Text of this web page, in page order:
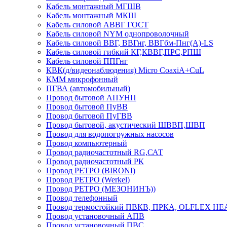
Кабель монтажный МГШВ
Кабель монтажный МКШ
Кабель силовой АВВГ ГОСТ
Кабель силовой NYM однопроволочный
Кабель силовой ВВГ, ВВГнг, ВВГбм-Пнг(А)-LS
Кабель силовой гибкий КГ,КВВГ,ПРС,РПШ
Кабель силовой ППГнг
КВК(д/видеонаблюдения) Micro CoaxiA+CuL
КММ микрофонный
ПГВА (автомобильный)
Провод бытовой АПУНП
Провод бытовой ПуВВ
Провод бытовой ПуГВВ
Провод бытовой, акустический ШВВП,ШВП
Провод для водопогружных насосов
Провод компьютерный
Провод радиочастотный RG,САТ
Провод радиочастотный РК
Провод РЕТРО (BIRONI)
Провод РЕТРО (Werkel)
Провод РЕТРО (МЕЗОНИНЪ))
Провод телефонный
Провод термостойкий ПВКВ, ПРКА, OLFLEX
Провод установочный АПВ